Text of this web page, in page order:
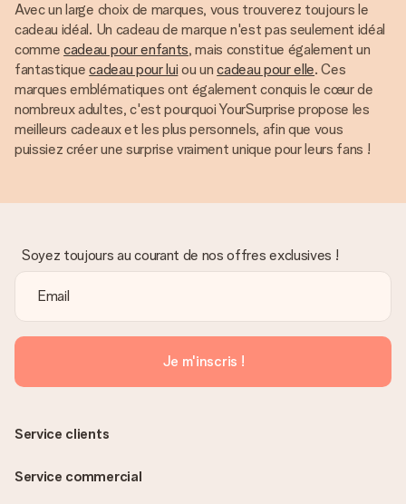
Avec un large choix de marques, vous trouverez toujours le
cadeau idéal. Un cadeau de marque n'est pas seulement idéal
commecadeau pour enfants, mais constitue également un
fantastiquecadeau pour lui ou uncadeau pour elle. Ces
marques emblématiques ont également conquis le cœur de
nombreux adultes, c'est pourquoi YourSurprise propose les
meilleurs cadeaux et les plus personnels, afin que vous
puissiez créer une surprise vraiment unique pour leurs fans !
Soyez toujours au courant de nos offres exclusives !
Je m'inscris !
Service clients
Service commercial